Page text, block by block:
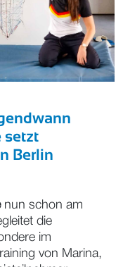
setzt
Berlin
nun schon am
die
im
von Marina,